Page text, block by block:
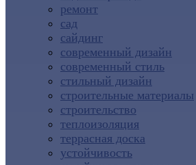
ремонт
сад
сайдинг
современный дизайн
современный стиль
стильный дизайн
строительные материалы
строительство
теплоизоляция
террасная доска
устойчивость